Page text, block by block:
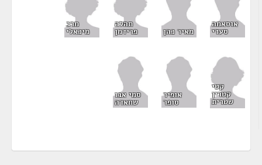
אוסאמה
סעדי מאיר כהן
תהלה
פרידמן
מרב
מיכאלי
קטי
קטרין
שטרית
אופיר
סופר
סמי אבו
שחאדה